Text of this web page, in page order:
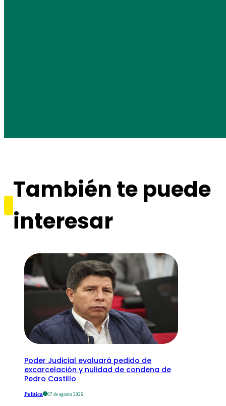
También te puede
interesar
Poder Judicial evaluará pedido de
excarcelación y nulidad de condena de
Pedro Castillo
Política 07 de agosto 2026